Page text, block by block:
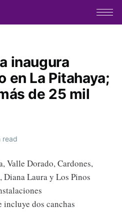
inaugura
en La Pitahaya;
de 25 mil
read
Valle Dorado, Cardones,
Laura y Los Pinos
incluye dos canchas